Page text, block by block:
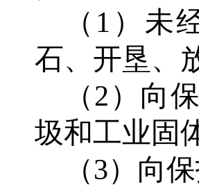
（ 1 ） 未
石、开垦、
（2 ） 向
圾和工业固
（3） 向